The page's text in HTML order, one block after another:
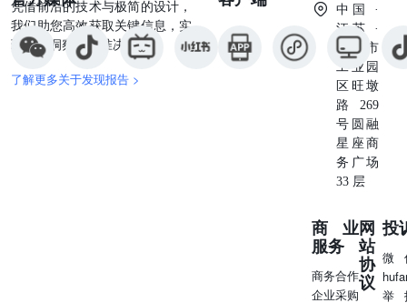
端，受价格不断上涨刺激，利润攀升吸引氧化铝厂积极提
产，晋豫两地矿端供应增加有限，提产仍相对缓慢。需求
端，云南电解铝厂逐步复产，3月80万千瓦电力负荷已基本
复产完毕，4月中旬云南全面放开用电负荷管理，后续随着
5-6月份云南水电供应逐步改善，当地复产将进一步推进；
此外，内蒙古有电解铝厂计划5月份通电投产，将带动氧化
铝需求增加。整体来说，当前供需面依然对氧化铝价格有所
支撑，短期氧化铝期货将维持偏强震荡。 铅 周五夜盘沪铅
主力收跌0.08%，伦铅收跌0.34%。国内供应面，原生铅冶
炼企业检修与恢复并存，而再生铅企业由于废料供应不足，
生量下滑，再生原料供应问题突出。消费端，铅价高企，下
游企业采购谨慎，刚需仍依靠长单或再生铅货源，高价铅以
贸易商接货交仓为主。库存端，截止至5月9日，国内铅锭社
会库存5.91万吨，环比增加0.28万吨，期现价差持续扩大的
凭借前沿的技术与极简的设计，
我们助您高效获取关键信息，实
现深度洞察与精准决策。
了解更多关于发现报告 >
中国 ·
江苏 ·
苏州市
工业园
区旺墩
路269
号圆融
星座商
务广场
33 层
商业
服务
商务合作
企业采购
网
站
协
议
投
微
举